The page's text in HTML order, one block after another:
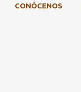
CONÓCENOS